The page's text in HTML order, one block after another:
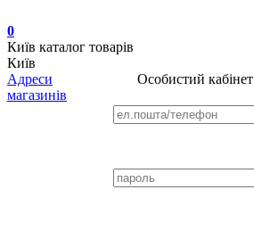
0
Київ каталог товарів
Київ
Адреси
магазинів
Особистий кабінет